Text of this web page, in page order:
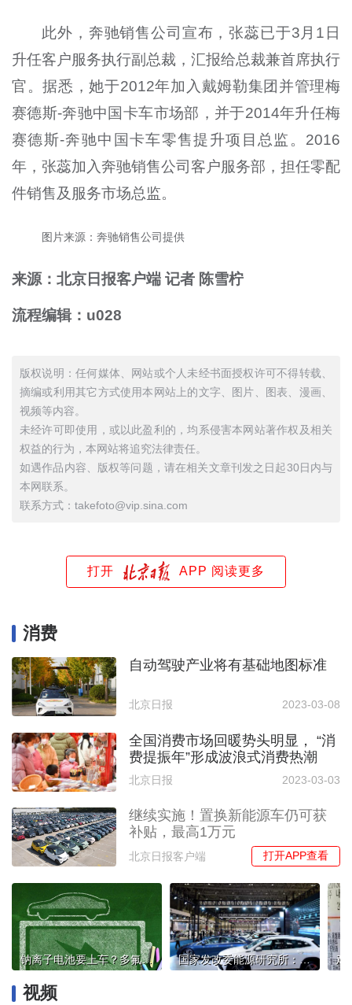
此外， 奔驰销售公司宣布，张蕊已于3月1日
升任客户服务执行副总裁，汇报给总裁兼首席执行
官。据悉，她于2012年加入戴姆勒集团并管理梅
赛德斯-奔驰中国卡车市场部，并于2014年升任梅
赛德斯-奔驰中国卡车零售提升项目总监。2016
年，张蕊加入奔驰销售公司客户服务部，担任零配
件销售及服务市场总监。
图片来源：奔驰销售公司提供
来源：北京日报客户端 记者 陈雪柠
流程编辑：u028
版权说明：任何媒体、网站或个人未经书面授权许可不得转载、
摘编或利用其它方式使用本网站上的文字、图片、图表、漫画、
视频等内容。
未经许可即使用，或以此盈利的，均系侵害本网站著作权及相关
权益的行为，本网站将追究法律责任。
如遇作品内容、版权等问题，请在相关文章刊发之日起30日内与
本网联系。
联系方式：takefoto@vip.sina.com
打开 APP 阅读更多
消费
自动驾驶产业将有基础地图标准
北京日报 2023-03-08
全国消费市场回暖势头明显， “消
费提振年”形成波浪式消费热潮
北京日报 2023-03-03
继续实施！置换新能源车仍可获
补贴，最高1万元
北京日报客户端 打开APP查看
钠离子电池要上车？多氟多公司称已有产品装车测试 国家发改委能源研究所：动力电池回收利用刻不容缓
视频